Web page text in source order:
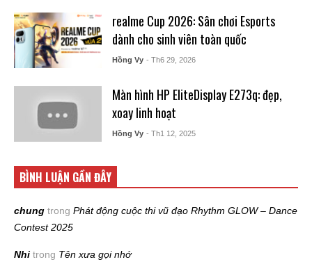
realme Cup 2026: Sân chơi Esports
dành cho sinh viên toàn quốc
Hồng Vy - Th6 29, 2026
Màn hình HP EliteDisplay E273q: đẹp,
xoay linh hoạt
Hồng Vy - Th1 12, 2025
BÌNH LUẬN GẦN ĐÂY
chung trong Phát động cuộc thi vũ đạo Rhythm GLOW – Dance
Contest 2025
Nhi trong Tên xưa gọi nhớ